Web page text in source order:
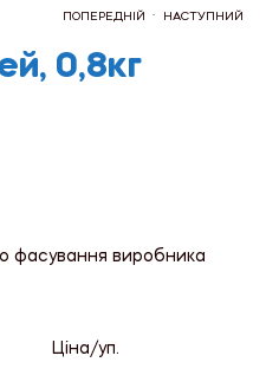
ПОПЕРЕДНІЙ НАСТУПНИЙ
0,8кг
фасування виробника
Ціна/уп.